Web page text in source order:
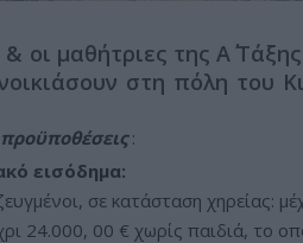
οι μαθήτριες της Α΄
στη πόλη του
:
εισόδημα:
σε κατάσταση χηρείας:
24.000, 00 € χωρίς παιδιά, το